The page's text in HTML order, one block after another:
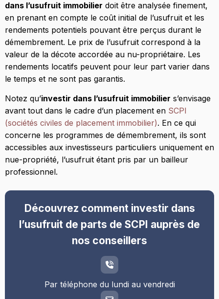
dans l’usufruit immobilier doit être analysée finement,
en prenant en compte le coût initial de l’usufruit et les
rendements potentiels pouvant être perçus durant le
démembrement. Le prix de l’usufruit correspond à la
valeur de la décote accordée au nu-propriétaire. Les
rendements locatifs peuvent pour leur part varier dans
le temps et ne sont pas garantis.
Notez qu’investir dans l’usufruit immobilier s’envisage
avant tout dans le cadre d’un placement en SCPI
(sociétés civiles de placement immobilier). En ce qui
concerne les programmes de démembrement, ils sont
accessibles aux investisseurs particuliers uniquement en
nue-propriété, l’usufruit étant pris par un bailleur
professionnel.
Découvrez comment investir dans
l’usufruit de parts de SCPI auprès de
nos conseillers
Par téléphone du lundi au vendredi